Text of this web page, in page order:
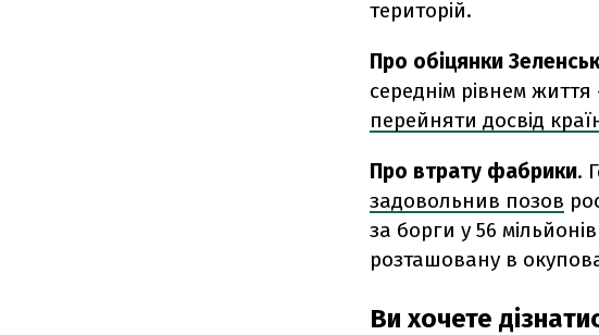
територій.
Про обіцянки
середнім рівнем
перейняти досвід
Про втрату фабрики.
задовольнив позов
за борги у 56
розташовану в
Ви хочете